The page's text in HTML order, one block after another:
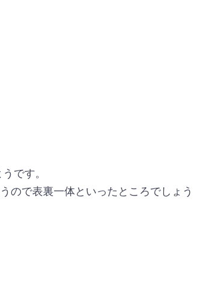
です。
ので表裏一体といったところでしょう